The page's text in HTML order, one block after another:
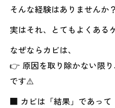
そんな経験はありませんか
実はそれ、とてもよくある
なぜならカビは、
👉 原因を取り除かない限
です⚠️
■ カビは「結果」であって